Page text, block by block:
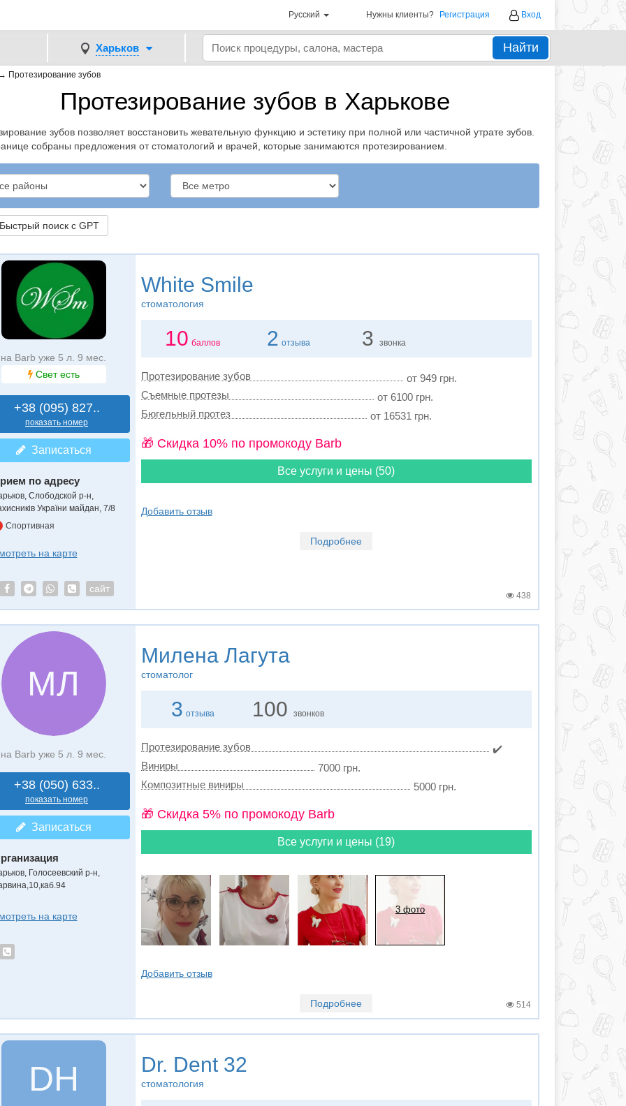
Русский Нужны клиенты? Регистрация Вход
Харьков Найти
Протезирование зубов
Протезирование зубов в Харькове
зубов позволяет восстановить жевательную функцию и эстетику при полной или частичной утрате зубов.
собраны предложения от стоматологий и врачей, которые занимаются протезированием.
поиск с GPT
на Barb уже 5 л. 9 мес.
Свет есть
+38 (095) 827..
показать номер
Записаться
по адресу
Слободской р-н,
України майдан, 7/8
Спортивная
на карте
сайт
White Smile
стоматология
10 баллов 2 отзыва 3 звонка
Протезирование зубов
от 949 грн.
Съемные протезы
от 6100 грн.
Бюгельный протез
от 16531 грн.
🎁 Cкидка 10% по промокоду Barb
Все услуги и цены (50)
Добавить отзыв
Подробнее
438
МЛ
на Barb уже 5 л. 9 мес.
+38 (050) 633..
показать номер
Записаться
Голосеевский р-н,
на карте
Милена Лагута
стоматолог
3 отзыва 100звонков
Протезирование зубов
✔️
Виниры
7000 грн.
Композитные виниры
5000 грн.
🎁 Cкидка 5% по промокоду Barb
Все услуги и цены (19)
3 фото
Добавить отзыв
Подробнее 514
DН Dr. Dent 32
стоматология